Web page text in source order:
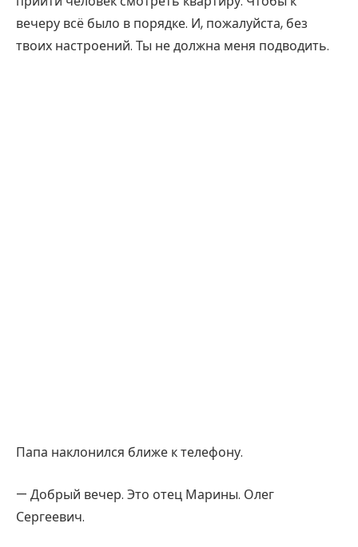
вечеру всё было в порядке. И, пожалуйста, без
твоих настроений. Ты не должна меня подводить.
Папа наклонился ближе к телефону.
— Добрый вечер. Это отец Марины. Олег
Сергеевич.